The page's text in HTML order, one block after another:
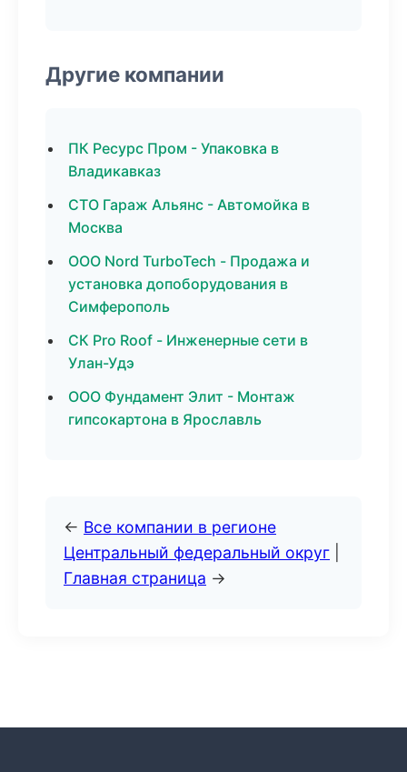
Другие компании
ПК Ресурс Пром - Упаковка в
Владикавказ
СТО Гараж Альянс - Автомойка в
Москва
ООО Nord TurboTech - Продажа и
установка допоборудования в
Симферополь
СК Pro Roof - Инженерные сети в
Улан-Удэ
ООО Фундамент Элит - Монтаж
гипсокартона в Ярославль
← Все компании в регионе
Центральный федеральный округ
Главная страница →